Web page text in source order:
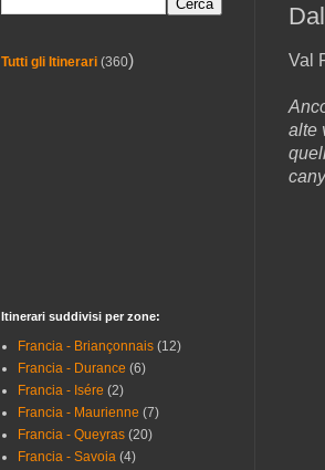
Val
alte
Tutti gli Itinerari (360)
Itinerari suddivisi per zone:
Francia - Briançonnais (12)
Francia - Durance (6)
Francia - Isére (2)
Francia - Maurienne (7)
Francia - Queyras (20)
Francia - Savoia (4)